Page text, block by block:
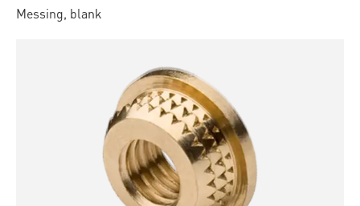
Messing, blank